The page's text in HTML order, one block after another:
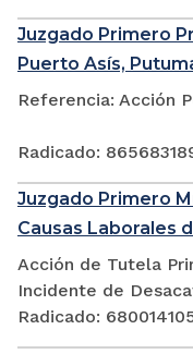
Juzgado Primero
Puerto Asís,
Referencia: Acción
Radicado:
Juzgado Primero
Causas Laborales
Acción de Tutela
Incidente de
Radicado: